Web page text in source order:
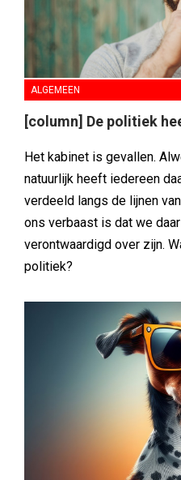
ALGEMEEN
[column] De politiek
Het kabinet is gevallen.
natuurlijk heeft iedereen
verdeeld langs de lijnen
ons verbaast is dat we
verontwaardigd over zijn.
politiek?